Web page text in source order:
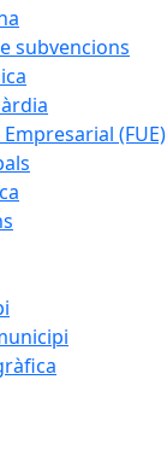
subvencions
(FUE)